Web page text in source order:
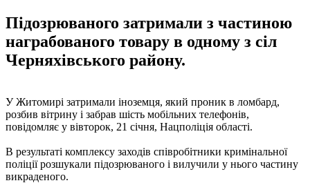
Підозрюваного затримали з частиною
награбованого товару в одному з сіл
Черняхівського району.
У Житомирі затримали іноземця, який проник в ломбард,
розбив вітрину і забрав шість мобільних телефонів,
повідомляє у вівторок, 21 січня, Нацполіція області.
В результаті комплексу заходів співробітники кримінальної
поліції розшукали підозрюваного і вилучили у нього частину
викраденого.